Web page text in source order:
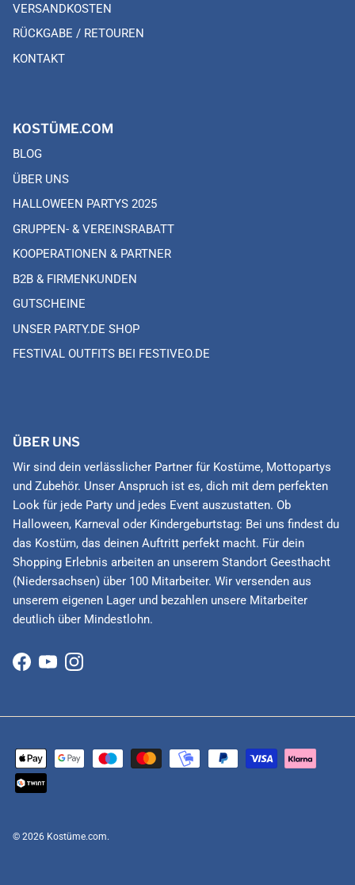
VERSANDKOSTEN
RÜCKGABE / RETOUREN
KONTAKT
KOSTÜME.COM
BLOG
ÜBER UNS
HALLOWEEN PARTYS 2025
GRUPPEN- & VEREINSRABATT
KOOPERATIONEN & PARTNER
B2B & FIRMENKUNDEN
GUTSCHEINE
UNSER PARTY.DE SHOP
FESTIVAL OUTFITS BEI FESTIVEO.DE
ÜBER UNS
Wir sind dein verlässlicher Partner für Kostüme, Mottopartys
und Zubehör. Unser Anspruch ist es, dich mit dem perfekten
Look für jede Party und jedes Event auszustatten. Ob
Halloween, Karneval oder Kindergeburtstag: Bei uns findest du
das Kostüm, das deinen Auftritt perfekt macht. Für dein
Shopping Erlebnis arbeiten an unserem Standort Geesthacht
(Niedersachsen) über 100 Mitarbeiter. Wir versenden aus
unserem eigenen Lager und bezahlen unsere Mitarbeiter
deutlich über Mindestlohn.
Facebook
YouTubeInstagram
© 2026 Kostüme.com.